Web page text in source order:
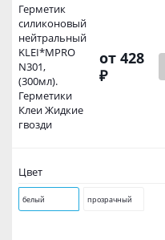
Герметик
силиконовый
нейтральный
KLEI*MPRO
N301,
(300мл).
Герметики
Клеи Жидкие
гвозди
от 428
₽
Цвет
белый прозрачный